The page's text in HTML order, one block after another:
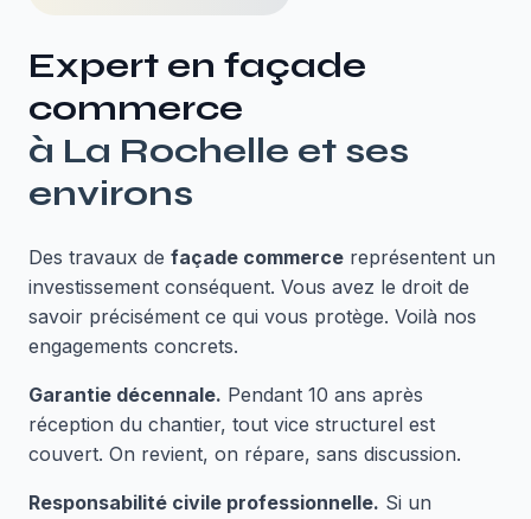
Expert en façade
commerce
à La Rochelle et ses
environs
Des travaux de façade commerce représentent un
investissement conséquent. Vous avez le droit de
savoir précisément ce qui vous protège. Voilà nos
engagements concrets.
Garantie décennale. Pendant 10 ans après
réception du chantier, tout vice structurel est
couvert. On revient, on répare, sans discussion.
Responsabilité civile professionnelle. Si un